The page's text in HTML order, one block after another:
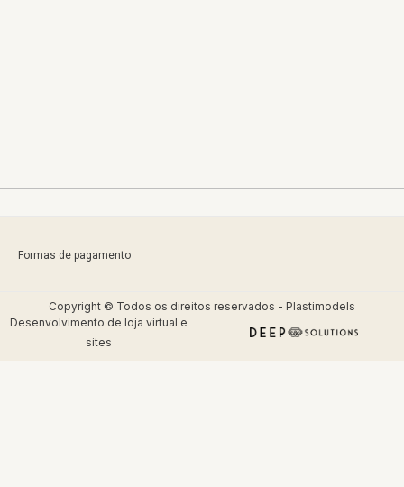
Formas de pagamento
Copyright © Todos os direitos reservados - Plastimodels
Desenvolvimento de loja virtual e
sites